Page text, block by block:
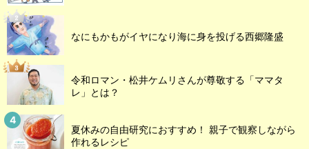
なにもかもがイヤになり海に身を投げる西郷隆盛
令和ロマン・松井ケムリさんが尊敬する「ママタ
レ」とは？
夏休みの自由研究におすすめ！ 親子で観察しながら
作れるレシピ